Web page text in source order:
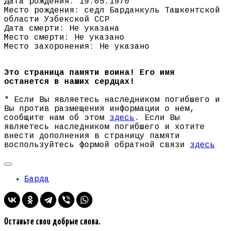
Место рождения: седл Барданкуль Ташкентской
области Узбекской ССР
Дата смерти: Не указана
Место смерти: Не указано
Место захоронения: Не указано
Это страница памяти воина! Его имя
останется в наших сердцах!
* Если Вы являетесь наследником погибшего и
Вы против размещения информации о нем,
сообщите нам об этом здесь . Если Вы
являетесь наследником погибшего и хотите
внести дополнения в страницу памяти
воспользуйтесь формой обратной связи здесь
Барда
Оставьте свои добрые слова.